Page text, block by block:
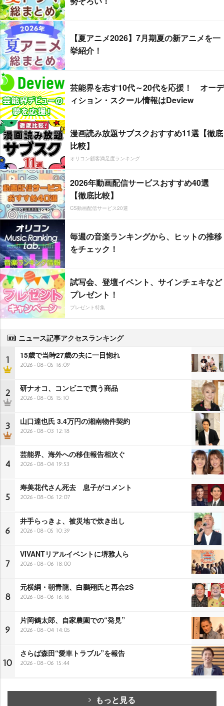
【夏アニメ2026】7月期夏の新アニメを一
挙紹介！
芸能界を志す10代～20代を応援！ オーデ
ィション・スクール情報はDeview
漫画読み放題サブスクおすすめ11選【徹底
比較】
オリコン顧客満足度ランキング
2026年動画配信サービスおすすめ40選
【徹底比較】
CS動画配信サービス20選
毎週の音楽ランキングから、ヒットの推移
をチェック！
試写会、登壇イベント、サインチェキなど
プレゼント！
プレゼント特集
ニュース記事アクセスランキング
1 15歳で当時27歳の夫に一目惚れ
2026-08-05 16:09
2 研ナオコ、コンビニで買う商品
2026-08-05 15:10
3 山口達也氏 3.4万円の湘南物件契約
2026-08-03 12:18
4
芸能界、海外への移住報告相次ぐ
2026-08-04 19:53
5
寿美花代さん死去 息子がコメント
2026-08-06 12:07
6
井手らっきょ、被災地で炊き出し
2026-08-05 10:39
7
VIVANTリアルイベントに堺雅人ら
2026-08-06 18:00
8
元横綱・朝青龍、白鵬翔氏と再会2S
2026-08-06 16:16
9
片岡鶴太郎、自家農園での“発見”
2026-08-04 14:05
10
さらば森田“愛車トラブル”を報告
2026-08-06 15:44
もっと見る